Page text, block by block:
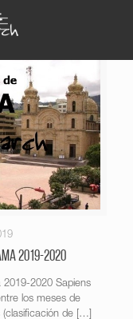
2019-2020
2019-2020 Sapiens
los meses de
de […]